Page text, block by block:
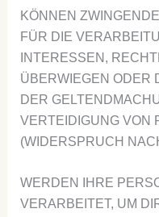
KÖNNEN
FÜR DIE
INTERESSEN,
ÜBERWIEGEN ODER
DER
VERTEIDIGUNG VON
(WIDERSPRUCH
WERDEN IHRE
VERARBEITET, UM